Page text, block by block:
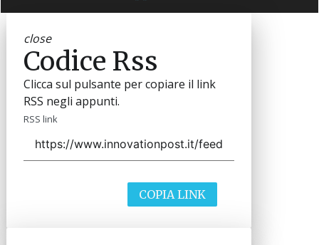
close
Codice Rss
Clicca sul pulsante per copiare il link
RSS negli appunti.
RSS link
COPIA LINK